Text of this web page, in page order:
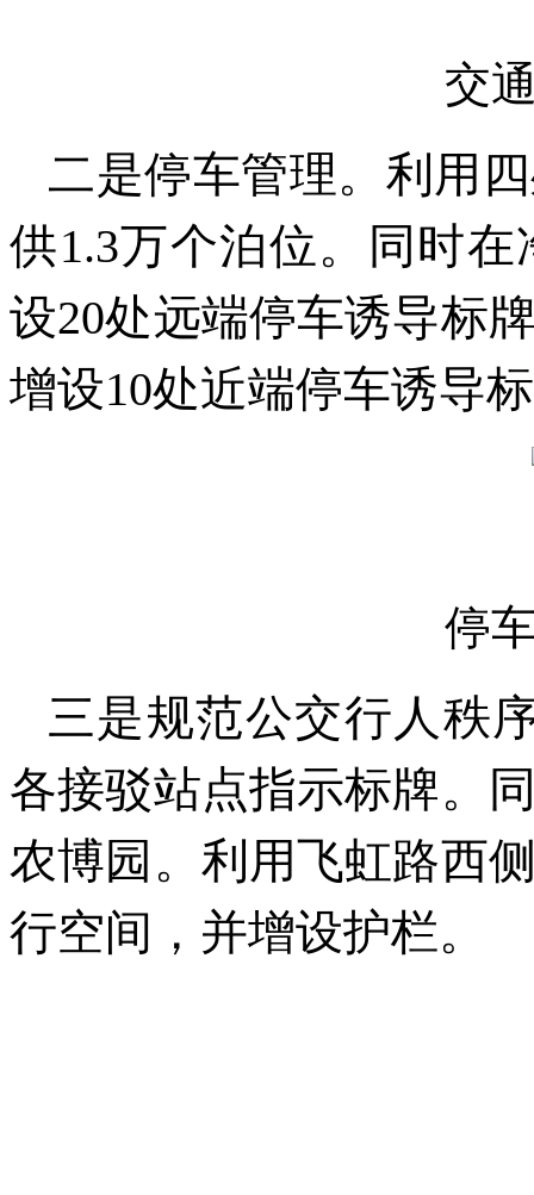
交
二是停车管理。利用
供1.3万个泊位。同时
设20处远端停车诱导标
增设10处近端停车诱导
停
三是规范公交行人秩
各接驳站点指示标牌。
农博园。利用飞虹路西
行空间，并增设护栏。